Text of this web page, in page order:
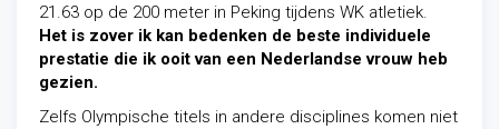
21.63 op de 200 meter in Peking tijdens WK atletiek.
Het is zover ik kan bedenken de beste individuele
prestatie die ik ooit van een Nederlandse vrouw heb
gezien.
Zelfs Olympische titels in andere disciplines komen niet